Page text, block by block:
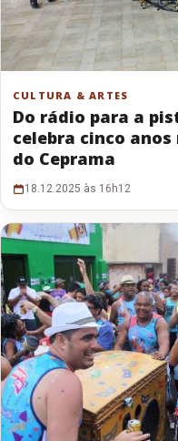
CULTURA & ARTES
Do rádio para a
celebra cinco
do Ceprama
18.12.2025 às 16h12